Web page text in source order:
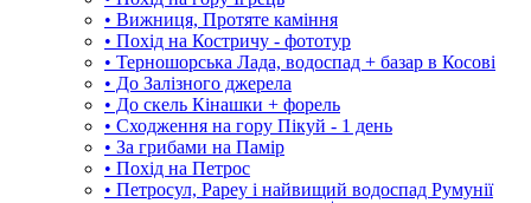
• Вижниця, Протяте каміння
• Похід на Костричу - фототур
• Терношорська Лада, водоспад + базар в Косові
• До Залізного джерела
• До скель Кінашки + форель
• Сходження на гору Пікуй - 1 день
• За грибами на Памір
• Похід на Петрос
• Петросул, Рареу і найвищий водоспад Румунії